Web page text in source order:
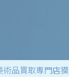
術品買取専門店獏